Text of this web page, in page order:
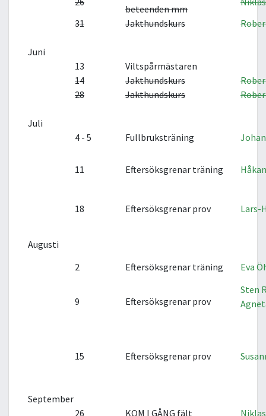
beteenden mm
31
Jakthundskurs
Juni
13
Viltspårmästaren
14
Jakthundskurs
28
Jakthundskurs
Juli
4 - 5
Fullbruksträning
11 Eftersöksgrenar träning
18 Eftersöksgrenar prov Lars-
Augusti
2
Eftersöksgrenar träning Eva
9 Eftersöksgrenar prov
Sten
15 Eftersöksgrenar prov
September
26
KOM I GÅNG fält